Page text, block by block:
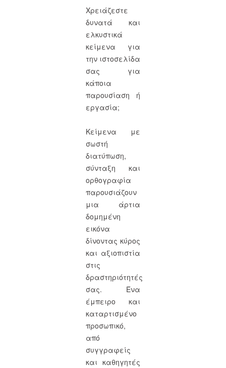
Χρειάζεστε
δυνατά και
ελκυστικά
κείμενα για
την ιστοσελίδα
σας για
κάποια
παρουσίαση ή
εργασία;
Κείμενα με
σωστή
διατύπωση,
σύνταξη και
ορθογραφία
παρουσιάζουν
μια άρτια
δομημένη
εικόνα
δίνοντας κύρος
και αξιοπιστία
στις
δραστηριότητές
σας. Ένα
έμπειρο και
καταρτισμένο
προσωπικό,
από
συγγραφείς
και καθηγητές